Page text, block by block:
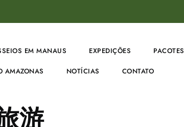
EM MANAUS EXPEDIÇÕES PACOTES
AMAZONAS NOTÍCIAS CONTATO
游